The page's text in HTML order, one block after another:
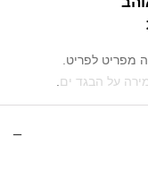
מפריט לפריט.
על הבגד ים